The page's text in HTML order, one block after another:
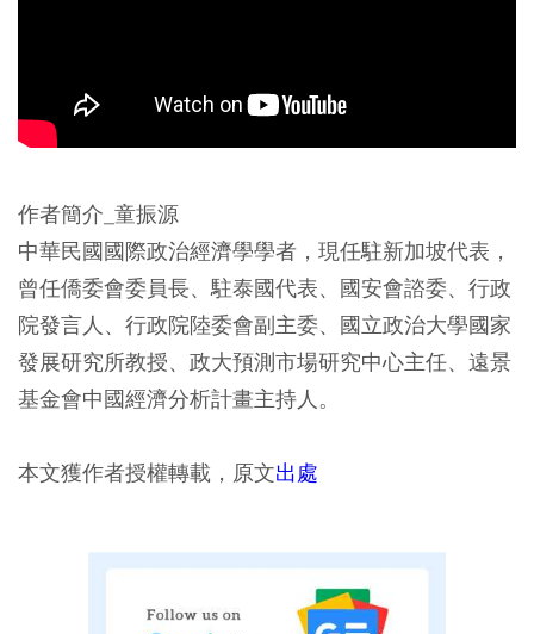
作者簡介_童振源
中華民國國際政治經濟學學者，現任駐新加坡代表，
曾任僑委會委員長、駐泰國代表、國安會諮委、行政
院發言人、行政院陸委會副主委、國立政治大學國家
發展研究所教授、政大預測市場研究中心主任、遠景
基金會中國經濟分析計畫主持人。
本文獲作者授權轉載，原文出處